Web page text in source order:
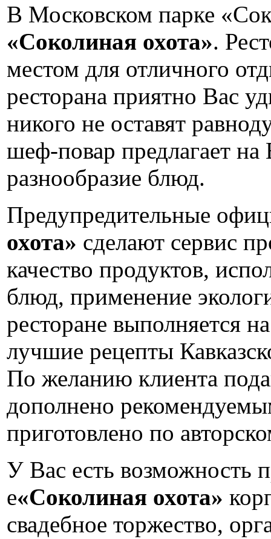
В Московском парке
«Соколиная охота».
местом для отличного
ресторана приятно Вас
никого не оставят
шеф-повар предлагает
разнообразие блюд.
Предупредительные
охота» сделают сервис
качество продуктов,
блюд, применение
ресторане выполняется
лучшие рецепты
По желанию клиента
дополнено
приготовлено по
У Вас есть возможность
е«Соколиная охота»
свадебное торжество,